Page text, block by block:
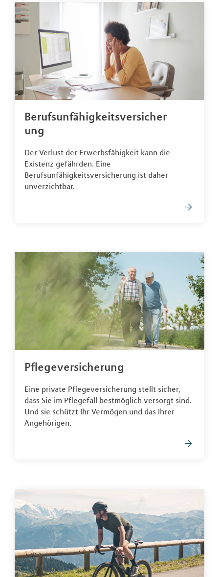
Berufsunfähigkeitsversicher
ung
Der Verlust der Erwerbsfähigkeit kann die
Existenz gefährden. Eine
Berufsunfähigkeitsversicherung ist daher
unverzichtbar.
Pflegeversicherung
Eine private Pflegeversicherung stellt sicher,
dass Sie im Pflegefall bestmöglich versorgt sind.
Und sie schützt Ihr Vermögen und das Ihrer
Angehörigen.